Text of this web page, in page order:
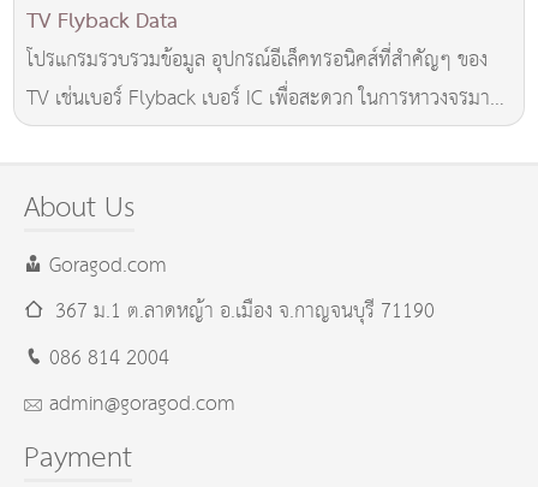
TV Flyback Data
โปรแกรมรวบรวมข้อมูล อุปกรณ์อีเล็คทรอนิคส์ที่สำคัญๆ ของ
TV เช่นเบอร์ Flyback เบอร์ IC เพื่อสะดวก ในการหาวงจรมา
เทียบเคียง หรือหากเบอร์เลอะเลือนจนไม่ส
About Us
Goragod.com
367 ม.1 ต.ลาดหญ้า อ.เมืองจ.กาญจนบุรี 71190
086 814 2004
admin@goragod.com
Payment